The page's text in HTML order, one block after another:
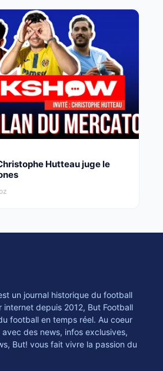
Hutteau juge le
un journal historique du football
internet depuis 2012, But Football
football en temps réel. Au coeur
des news, infos exclusives,
But! vous fait vivre la passion du